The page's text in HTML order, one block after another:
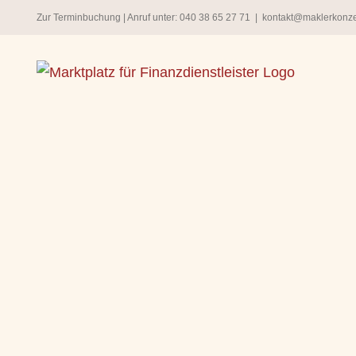
springen
Zur Terminbuchung | Anruf unter: 040 38 65 27 71